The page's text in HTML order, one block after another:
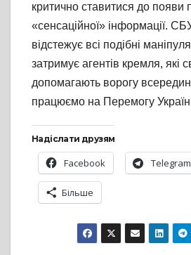
критично ставитися до появи
«сенсаційної» інформації.
відстежує всі подібні
затримує агентів кремля, які
допомагають ворогу
працюємо на Перемогу
Надіслати друзям
Facebook Telegram
Більше